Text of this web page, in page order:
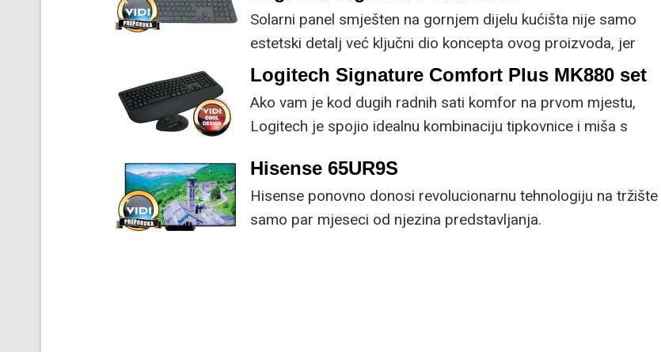
Solarni panel smješten na gornjem dijelu kućišta nije samo
estetski detalj već ključni dio koncepta ovog proizvoda, jer
koristi energiju prirodnog ili umjetnog svjetla za rad.
Logitech Signature Comfort Plus MK880 set
Ako vam je kod dugih radnih sati komfor na prvom mjestu,
Logitech je spojio idealnu kombinaciju tipkovnice i miša s
Hisense 65UR9S
Hisense ponovno donosi revolucionarnu tehnologiju na tržište
samo par mjeseci od njezina predstavljanja.